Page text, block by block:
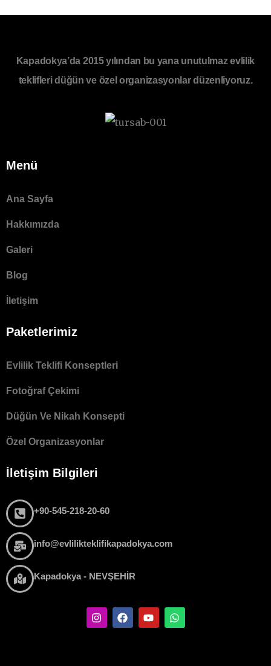
Kapadokya’da 2015 yılından bu yana unutulmaz evlilik
teklifleri düğün ve özel organizasyonlar düzenliyoruz.
Menü
Ana Sayfa
Hakkımızda
Galeri
Blog
İletişim
Paketlerimiz
Evlilik Teklifi Konseptleri
Fotoğraf Çekimi
Düğün Ve Nikah Konsepti
Özel Organizasyonlar
İletişim Bilgileri
+90-545-218-20-60
info@evlilikteklifikapadokya.com
Kapadokya - NEVŞEHİR